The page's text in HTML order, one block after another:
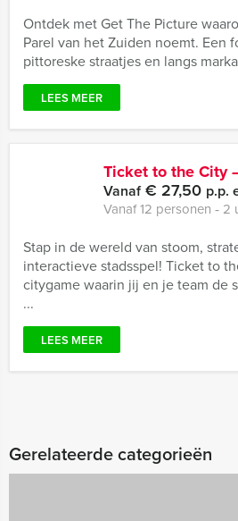
Ontdek met Get The Picture
Parel van het Zuiden noemt. Een
pittoreske straatjes en langs
LEES MEER
Ticket to the City
Vanaf€ 27,50 p.p.
Vanaf 12 personen ‐ 2
Stap in de wereld van stoom,
interactieve stadsspel! Ticket to
citygame waarin jij en je team de
...
LEES MEER
Gerelateerde categorieën